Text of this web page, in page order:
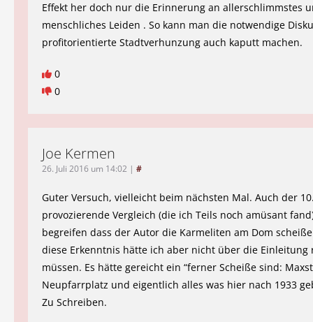
Effekt her doch nur die Erinnerung an allerschlimmstes
menschliches Leiden . So kann man die notwendige
profitorientierte Stadtverhunzung auch kaputt machen.
0
0
Joe Kermen
26. Juli 2016 um 14:02 | #
Guter Versuch, vielleicht beim nächsten Mal. Auch der
provozierende Vergleich (die ich Teils noch amüsant
begreifen dass der Autor die Karmeliten am Dom
diese Erkenntnis hätte ich aber nicht über die Einleitung
müssen. Es hätte gereicht ein “ferner Scheiße sind:
Neupfarrplatz und eigentlich alles was hier nach 1933
Zu Schreiben.